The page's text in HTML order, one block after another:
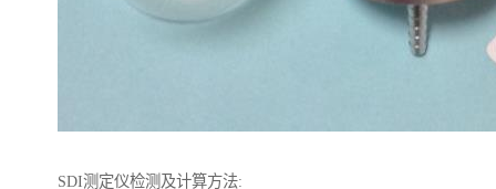
SDI测定仪检测及计算方法: